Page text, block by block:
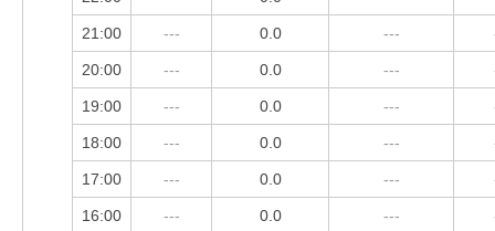
21:00 --- 0.0 ---
20:00 --- 0.0 ---
19:00 --- 0.0 ---
18:00 --- 0.0 ---
17:00 --- 0.0 ---
16:00 --- 0.0 ---